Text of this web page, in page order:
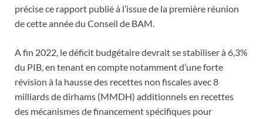
précise ce rapport publié à l’issue de la première réunion
de cette année du Conseil de BAM.
A fin 2022, le déficit budgétaire devrait se stabiliser à 6,3%
du PIB, en tenant en compte notamment d’une forte
révision à la hausse des recettes non fiscales avec 8
milliards de dirhams (MMDH) additionnels en recettes
des mécanismes de financement spécifiques pour